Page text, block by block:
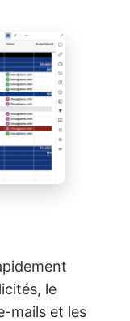
le
mails et les